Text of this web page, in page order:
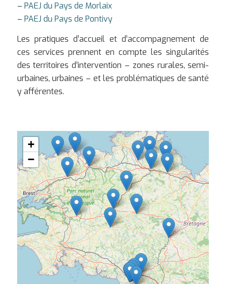
– PAEJ du Pays de Morlaix
– PAEJ du Pays de Pontivy
Les pratiques d’accueil et d’accompagnement de
ces services prennent en compte les singularités
des territoires d’intervention – zones rurales, semi-
urbaines, urbaines – et les problématiques de santé
y afférentes.
+
−